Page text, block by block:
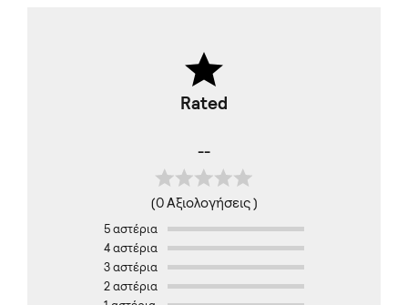
Rated
--
(0 Αξιολογήσεις )
5 αστέρια
4 αστέρια
3 αστέρια
2 αστέρια